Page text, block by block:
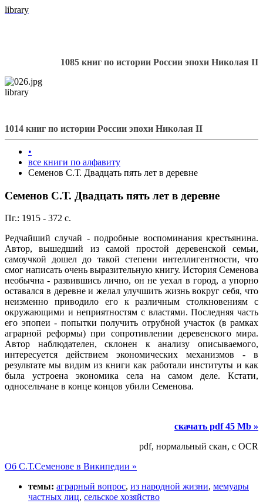
library
1085 книг по истории России эпохи Николая II
library
1014 книг по истории России эпохи Николая II
•
все книги по алфавиту
Семенов С.Т. Двадцать пять лет в деревне
Семенов С.Т. Двадцать пять лет в деревне
Пг.: 1915 - 372 с.
Редчайший случай - подробные воспоминания крестьянина.
Автор, вышедший из самой простой деревенской семьи,
самоучкой дошел до такой степени интеллигентности, что
смог написать очень выразительную книгу. История Семенова
необычна - развившись лично, он не уехал в город, а упорно
оставался в деревне и желал улучшить жизнь вокруг себя, что
неизменно приводило его к различным столкновениям с
окружающими и неприятностям с властями. Последняя часть
его эпопеи - попытки получить отрубной участок (в рамках
аграрной реформы) при сопротивлении деревенского мира.
Автор наблюдателен, склонен к анализу описываемого,
интересуется действием экономических механизмов - в
результате мы видим из книги как работали институты и как
была устроена экономика села на самом деле. Кстати,
односельчане в конце концов убили Семенова.
скачать pdf 45 Mb »
pdf, нормальный скан, с OCR
Об С.Т.Семенове в Википедии »
темы: аграрный вопрос, из народной жизни, мемуары
частных лиц, сельское хозяйство